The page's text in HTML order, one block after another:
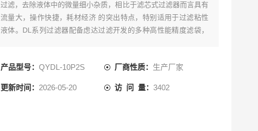
过滤，去除液体中的微量细小杂质，相比于滤芯式过滤器而言具有
流量大，操作快捷，耗材经济 的突出特点，特别适用于过滤粘性
液体。DL系列过滤器配备虑达过滤开发的多种高性能精度滤袋，
准制造，人性化设计，耐腐蚀性能优异，安全可靠，密封性和，
产品型号： QYDL-10P2S 厂商性质： 生产厂家
更新时间： 2026-05-20 访 问 量：3402